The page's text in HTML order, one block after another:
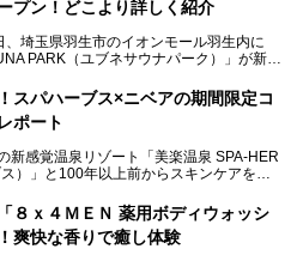
ルームやお食事処、他施設とは一線を画す
プン！どこより詳しく紹介
埼玉県羽生市のイオンモール羽生内に
PARK（ユブネサウナパーク）」が新規
楽久屋グループの一員となった「湯舞音
ブランド「YUBUNE SAUNA PARK」を立
ナにこだわった遊び心満点の"銭湯×屋外サ
別のお風呂のほか、水着やサウナ着で楽
イントがいっぱい！
行ってきましたので、早速どこより詳しく
！
スパハーブス×ニベアの期間限定コ
ポート
新感覚温泉リゾート「美楽温泉 SPA-HER
）」と100年以上前からスキンケアを考
スタグラマーとして活躍している、美容＆
愛さんと取材してきました。
８ｘ４ＭＥＮ 薬用ボディウォッシ
爽快な香りで癒し体験